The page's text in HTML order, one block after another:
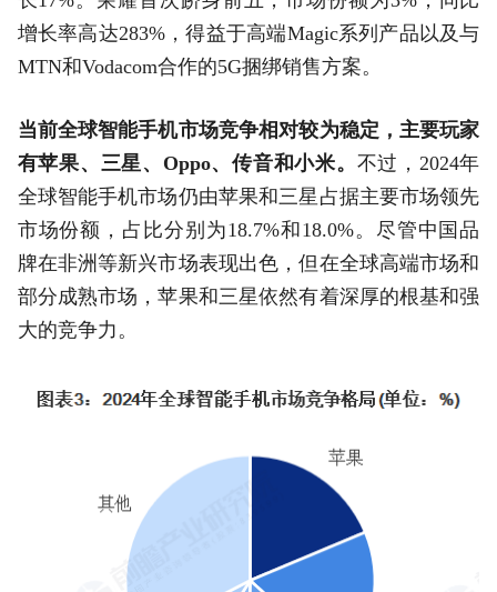
增长率高达283%，得益于高端Magic系列产品以及与
MTN和Vodacom合作的5G捆绑销售方案。
当前全球智能手机市场竞争相对较为稳定，主要玩家
有苹果、三星、Oppo、传音和小米。 不过，2024年
全球智能手机市场仍由苹果和三星占据主要市场领先
市场份额，占比分别为18.7%和18.0%。尽管中国品
牌在非洲等新兴市场表现出色，但在全球高端市场和
部分成熟市场，苹果和三星依然有着深厚的根基和强
大的竞争力。